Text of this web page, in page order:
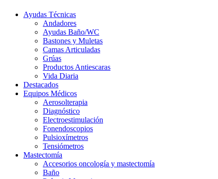
Ayudas Técnicas
Andadores
Ayudas Baño/WC
Bastones y Muletas
Camas Articuladas
Grúas
Productos Antiescaras
Vida Diaria
Destacados
Equipos Médicos
Aerosolterapia
Diagnóstico
Electroestimulación
Fonendoscopios
Pulsioxímetros
Tensiómetros
Mastectomía
Accesorios oncología y mastectomía
Baño